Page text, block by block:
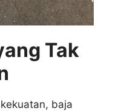
Tak
baja